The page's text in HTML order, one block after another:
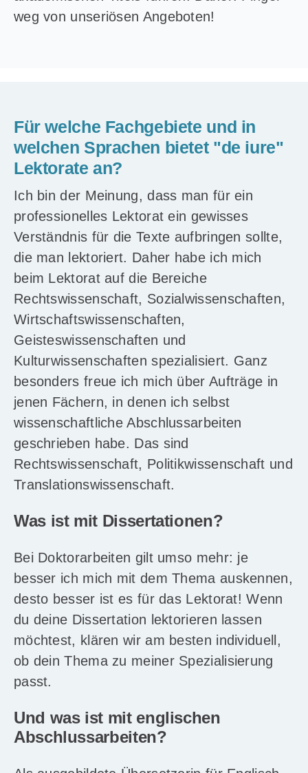
weg von unseriösen Angeboten!
Für welche Fachgebiete und in
welchen Sprachen bietet "de iure"
Lektorate an?
Ich bin der Meinung, dass man für ein
professionelles Lektorat ein gewisses
Verständnis für die Texte aufbringen sollte,
die man lektoriert. Daher habe ich mich
beim Lektorat auf die Bereiche
Rechtswissenschaft, Sozialwissenschaften,
Wirtschaftswissenschaften,
Geisteswissenschaften und
Kulturwissenschaften spezialisiert. Ganz
besonders freue ich mich über Aufträge in
jenen Fächern, in denen ich selbst
wissenschaftliche Abschlussarbeiten
geschrieben habe. Das sind
Rechtswissenschaft, Politikwissenschaft und
Translationswissenschaft.
Was ist mit Dissertationen?
Bei Doktorarbeiten gilt umso mehr: je
besser ich mich mit dem Thema auskennen,
desto besser ist es für das Lektorat! Wenn
du deine Dissertation lektorieren lassen
möchtest, klären wir am besten individuell,
ob dein Thema zu meiner Spezialisierung
passt.
Und was ist mit englischen
Abschlussarbeiten?